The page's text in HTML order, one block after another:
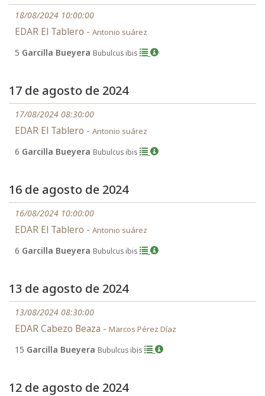
18/08/2024 10:00:00
EDAR El Tablero - Antonio suárez
5 Garcilla Bueyera Bubulcus ibis
17 de agosto de 2024
17/08/2024 08:30:00
EDAR El Tablero - Antonio suárez
6 Garcilla Bueyera Bubulcus ibis
16 de agosto de 2024
16/08/2024 10:00:00
EDAR El Tablero - Antonio suárez
6 Garcilla Bueyera Bubulcus ibis
13 de agosto de 2024
13/08/2024 08:30:00
EDAR Cabezo Beaza - Marcos Pérez Díaz
15 Garcilla Bueyera Bubulcus ibis
12 de agosto de 2024